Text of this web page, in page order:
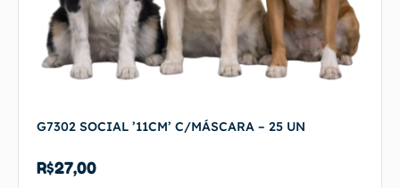
G7302 SOCIAL ’11CM’ C/MÁSCARA – 25 UN
R$27,00